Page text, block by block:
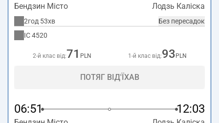
Бендзин Місто Лодзь Каліска
Без пересадок
2год 53хв
IC4520
2-й клас від:71 PLN 1-й клас від:93 PLN
ПОТЯГ ВІД'ЇХАВ
06:51 12:03